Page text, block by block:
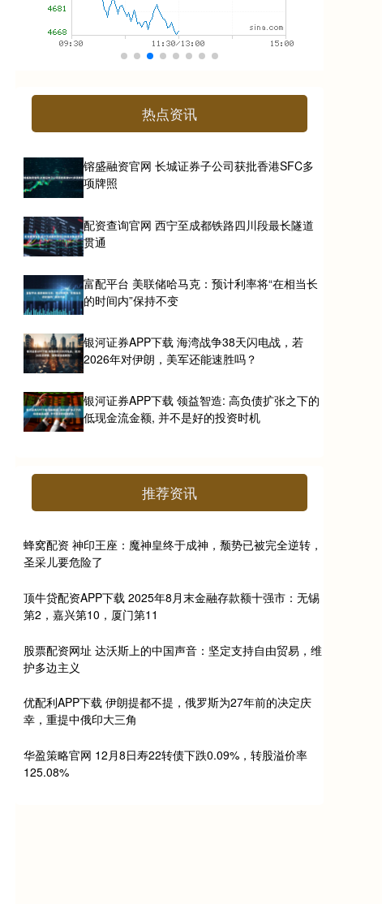
热点资讯
镕盛融资官网 长城证券子公司获批香港SFC多
项牌照
配资查询官网 西宁至成都铁路四川段最长隧道
贯通
富配平台 美联储哈马克：预计利率将“在相当长
的时间内”保持不变
银河证券APP下载 海湾战争38天闪电战，若
2026年对伊朗，美军还能速胜吗？
银河证券APP下载 领益智造: 高负债扩张之下的
低现金流金额, 并不是好的投资时机
推荐资讯
蜂窝配资 神印王座：魔神皇终于成神，颓势已被完全逆转，
圣采儿要危险了
顶牛贷配资APP下载 2025年8月末金融存款额十强市：无锡
第2，嘉兴第10，厦门第11
股票配资网址 达沃斯上的中国声音：坚定支持自由贸易，维
护多边主义
优配利APP下载 伊朗提都不提，俄罗斯为27年前的决定庆
幸，重提中俄印大三角
华盈策略官网 12月8日寿22转债下跌0.09%，转股溢价率
125.08%